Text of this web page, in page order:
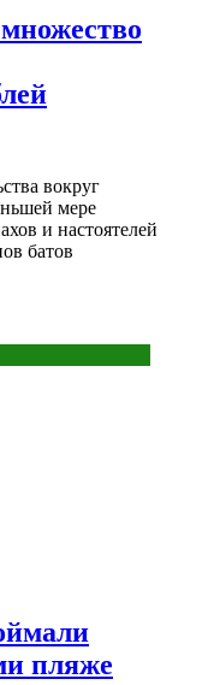
вокруг
мере
и настоятелей
батов
пляже